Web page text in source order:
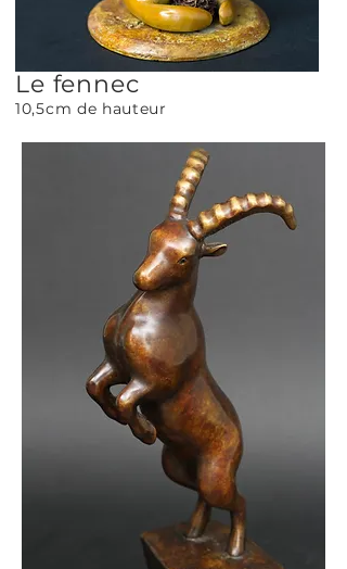
Le fennec
10,5cm de hauteur